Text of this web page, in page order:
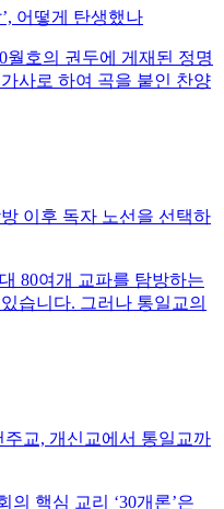
어떻게 탄생했나
월호의 권두에 게재된 정명
사로 하여 곡을 붙인 찬양
이후 독자 노선을 선택하
80여개 교파를 탐방하는
습니다. 그러나 통일교의
교, 개신교에서 통일교까
의 핵심 교리 ‘30개론’은